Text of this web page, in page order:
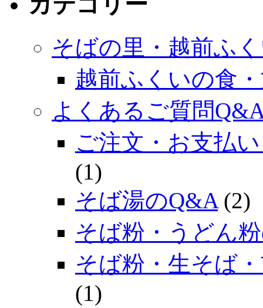
そばの里・越前ふ
越前ふくいの食
よくあるご質問
ご注文・お支払
(1)
そば湯のQ&A (2)
そば粉・うどん
そば粉・生そば
(1)